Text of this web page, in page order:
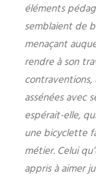
éléments
semblaient de
menaçant
rendre à son
contraventions,
assénées avec
espérait-elle,
une bicyclette
métier. Celui
appris à aimer